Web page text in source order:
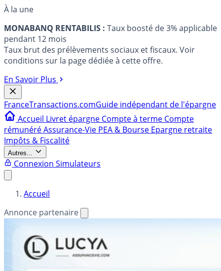
À la une
MONABANQ RENTABILIS : Taux boosté de 3% applicable
pendant 12 mois
Taux brut des prélèvements sociaux et fiscaux. Voir
conditions sur la page dédiée à cette offre.
En Savoir Plus
FranceTransactions.comGuide indépendant de l'épargne
Accueil Livret épargne Compte à terme Compte
rémunéréAssurance-Vie PEA & Bourse Epargne retraite
Impôts & Fiscalité
Autres...
Connexion Simulateurs
Accueil
Annonce partenaire